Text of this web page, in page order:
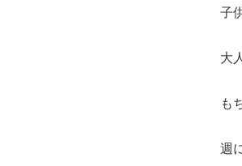
子
大
も
週